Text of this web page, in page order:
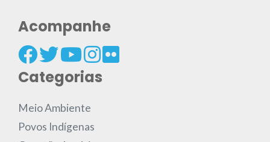
Acompanhe
Categorias
Meio Ambiente
Povos Indígenas